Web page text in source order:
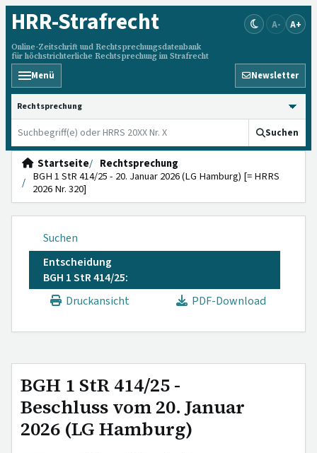
HRR-Strafrecht
Online-Zeitschrift und Rechtsprechungsdatenbank
für höchstrichterliche Rechtsprechung im Strafrecht
A- A+
Menü Newsletter
HRRS durchsuchen
Suchen
Startseite
Rechtsprechung
BGH 1 StR 414/25 - 20. Januar 2026 (LG Hamburg) [= HRRS
2026 Nr. 320]
Suchen
Entscheidung
BGH 1 StR 414/25:
Druckansicht
PDF-Download
BGH 1 StR 414/25 -
Beschluss vom 20. Januar
2026 (LG Hamburg)